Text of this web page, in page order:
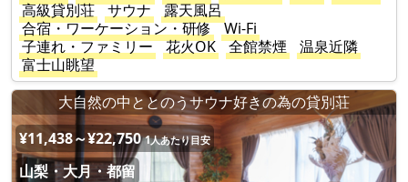
高級貸別荘
サウナ
露天風呂
合宿・ワーケーション・研修
Wi-Fi
子連れ・ファミリー
花火OK 全館禁煙
温泉近隣
富士山眺望
大自然の中ととのうサウナ好きの為の貸別荘
¥11,438～¥22,750 1人あたり目安
山梨・大月・都留